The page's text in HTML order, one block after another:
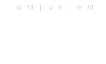
优化能生成扩展特征；最后，将基
获得烟雾的多层级特征。结果实
理数据集上分别排名第一与第
13
| 6 | 10